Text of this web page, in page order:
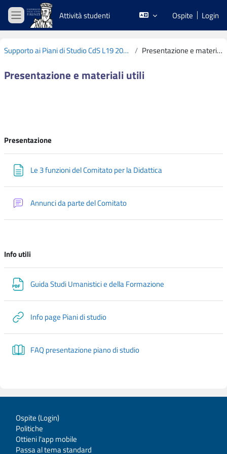
Vai al contenuto principale
Pannello laterale
Attività studenti Ospite Login
Supporto ai Piani di Studio CdS L19 2022-2023 Presentazione e materiali utili
Presentazione e materiali utili
Presentazione
Le 3 funzioni del Comitato per la DidatticaPagina
Annunci da parte del Comitato
Info utili
Guida Studi Umanistici e della Formazione
Info page Piani di studioURL
FAQ presentazione piano di studioLibro
Ospite (Login)
Politiche
Ottieni l'app mobile
Passa al tema standard